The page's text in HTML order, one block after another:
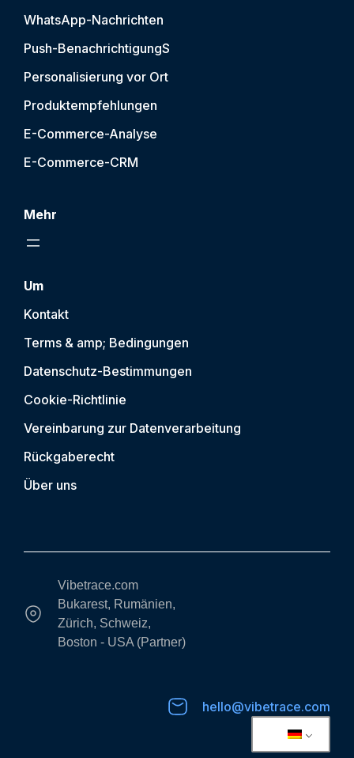
WhatsApp-Nachrichten
Push-BenachrichtigungS
Personalisierung vor Ort
Produktempfehlungen
E-Commerce-Analyse
E-Commerce-CRM
Mehr
Um
Kontakt
Terms & amp; Bedingungen
Datenschutz-Bestimmungen
Cookie-Richtlinie
Vereinbarung zur Datenverarbeitung
Rückgaberecht
Über uns
Vibetrace.com
Bukarest, Rumänien,
Zürich, Schweiz,
Boston - USA (Partner)
hello@vibetrace.com